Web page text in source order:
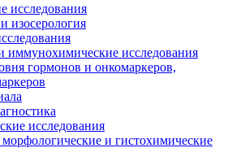
исследования
изосерология
иммунохимические исследования
гормонов и онкомаркеров,
исследования
и гистохимические